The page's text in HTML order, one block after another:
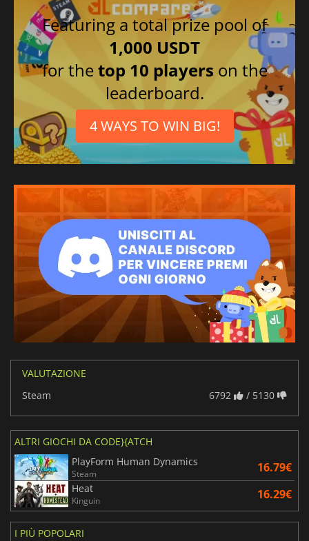
Featuring a total prize pool of
1,000 USDT
for thetop 10 players on the
leaderboard.
4 WAYS TO WIN BIG!
VALUTAZIONE
Steam
6792 / 5130
ALTRI GIOCHI DA CODE}{ATCH
PlayForm Human Dynamics
Steam 16.79€
Heat
Kinguin 16.29€
I PIÙ POPOLARI